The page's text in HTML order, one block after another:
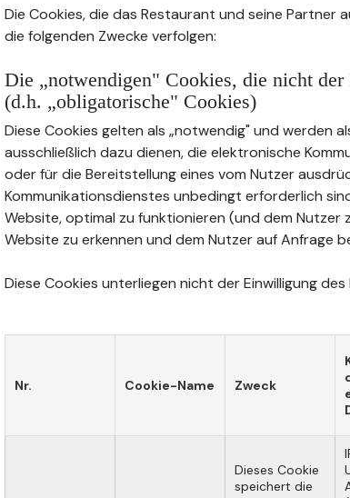
Die Cookies, die das Restaurant und seine Partner
die folgenden Zwecke verfolgen:
Die „notwendigen" Cookies, die nicht
(d.h. „obligatorische" Cookies)
Diese Cookies gelten als „notwendig" und werden
ausschließlich dazu dienen, die elektronische
oder für die Bereitstellung eines vom Nutzer
Kommunikationsdienstes unbedingt erforderlich
Website, optimal zu funktionieren (und dem Nutzer
Website zu erkennen und dem Nutzer auf Anfrage
Diese Cookies unterliegen nicht der Einwilligung
Nr. Cookie-Name Zweck
Dieses Cookie
speichert die